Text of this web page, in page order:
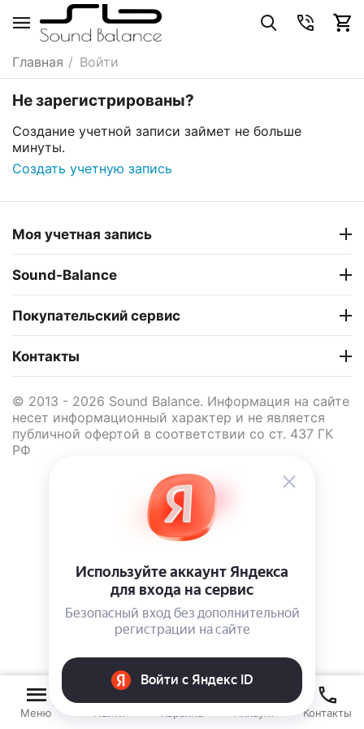
Главная / Войти
Не зарегистрированы?
Создание учетной записи займет не больше
минуты.
Создать учетную запись
Моя учетная запись
Sound-Balance
Покупательский сервис
Контакты
© 2013 - 2026 Sound Balance. Информация на сайте
несет информационный характер и не является
публичной офертой в соответствии со ст. 437 ГК
РФ
Меню Контакты